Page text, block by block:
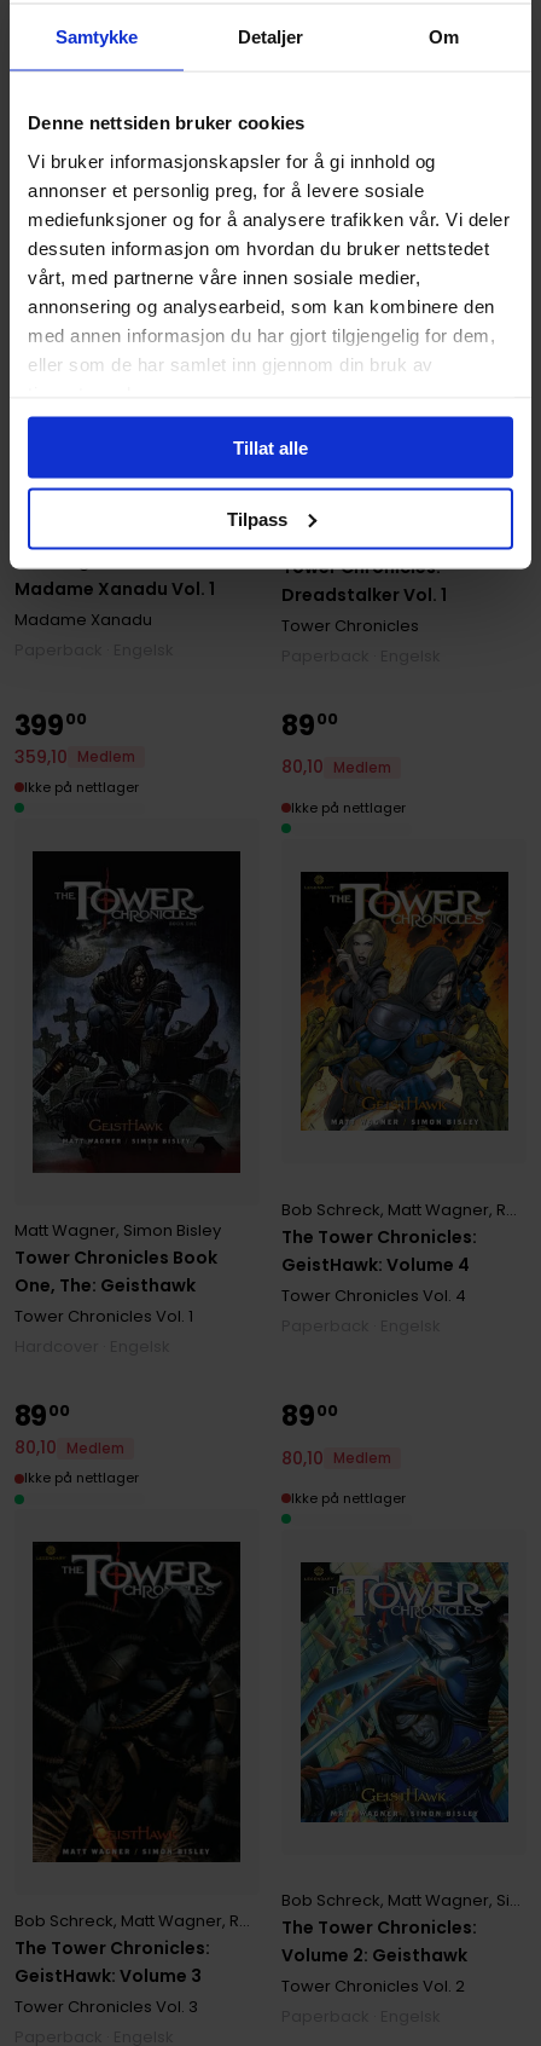
Samtykke Detaljer Om
Denne nettsiden bruker cookies
Vi bruker informasjonskapsler for å gi innhold og
annonser et personlig preg, for å levere sosiale
mediefunksjoner og for å analysere trafikken vår. Vi deler
dessuten informasjon om hvordan du bruker nettstedet
vårt, med partnerne våre innen sosiale medier,
annonsering og analysearbeid, som kan kombinere den
med annen informasjon du har gjort tilgjengelig for dem,
eller som de har samlet inn gjennom din bruk av
Tillat alle
Tilpass
Madame Xanadu Vol. 1
Matt Wagner
Madame Xanadu
14900
134,10 Medlem
Tower Chronicles:
Dreadstalker Vol. 1
Tower Chronicles
179
Tower Chronicles Book
One, The: Geisthawk
Matt Wagner, Simon Bisley
Tower Chronicles Vol. 1
39900
359,10
Medlem
Ikke på nettlager
The Tower Chronicles:
GeistHawk: Volume 4
Bob Schreck, Matt Wagner, Rodney Ramos
Tower Chronicles Vol. 4
8900
80,10 Medlem
Ikke på nettlager
The Tower Chronicles:
GeistHawk: Volume 3
Bob Schreck, Matt Wagner, Rodney Ramos ,Ryan Brown,Simon
Tower Chronicles Vol. 3
8900
80,10
Medlem
Ikke på nettlager
The Tower Chronicles:
Volume 2: Geisthawk
Bob Schreck, Matt Wagner, Simon Bisley
Tower Chronicles Vol. 2
8900
80,10 Medlem
Ikke på nettlager